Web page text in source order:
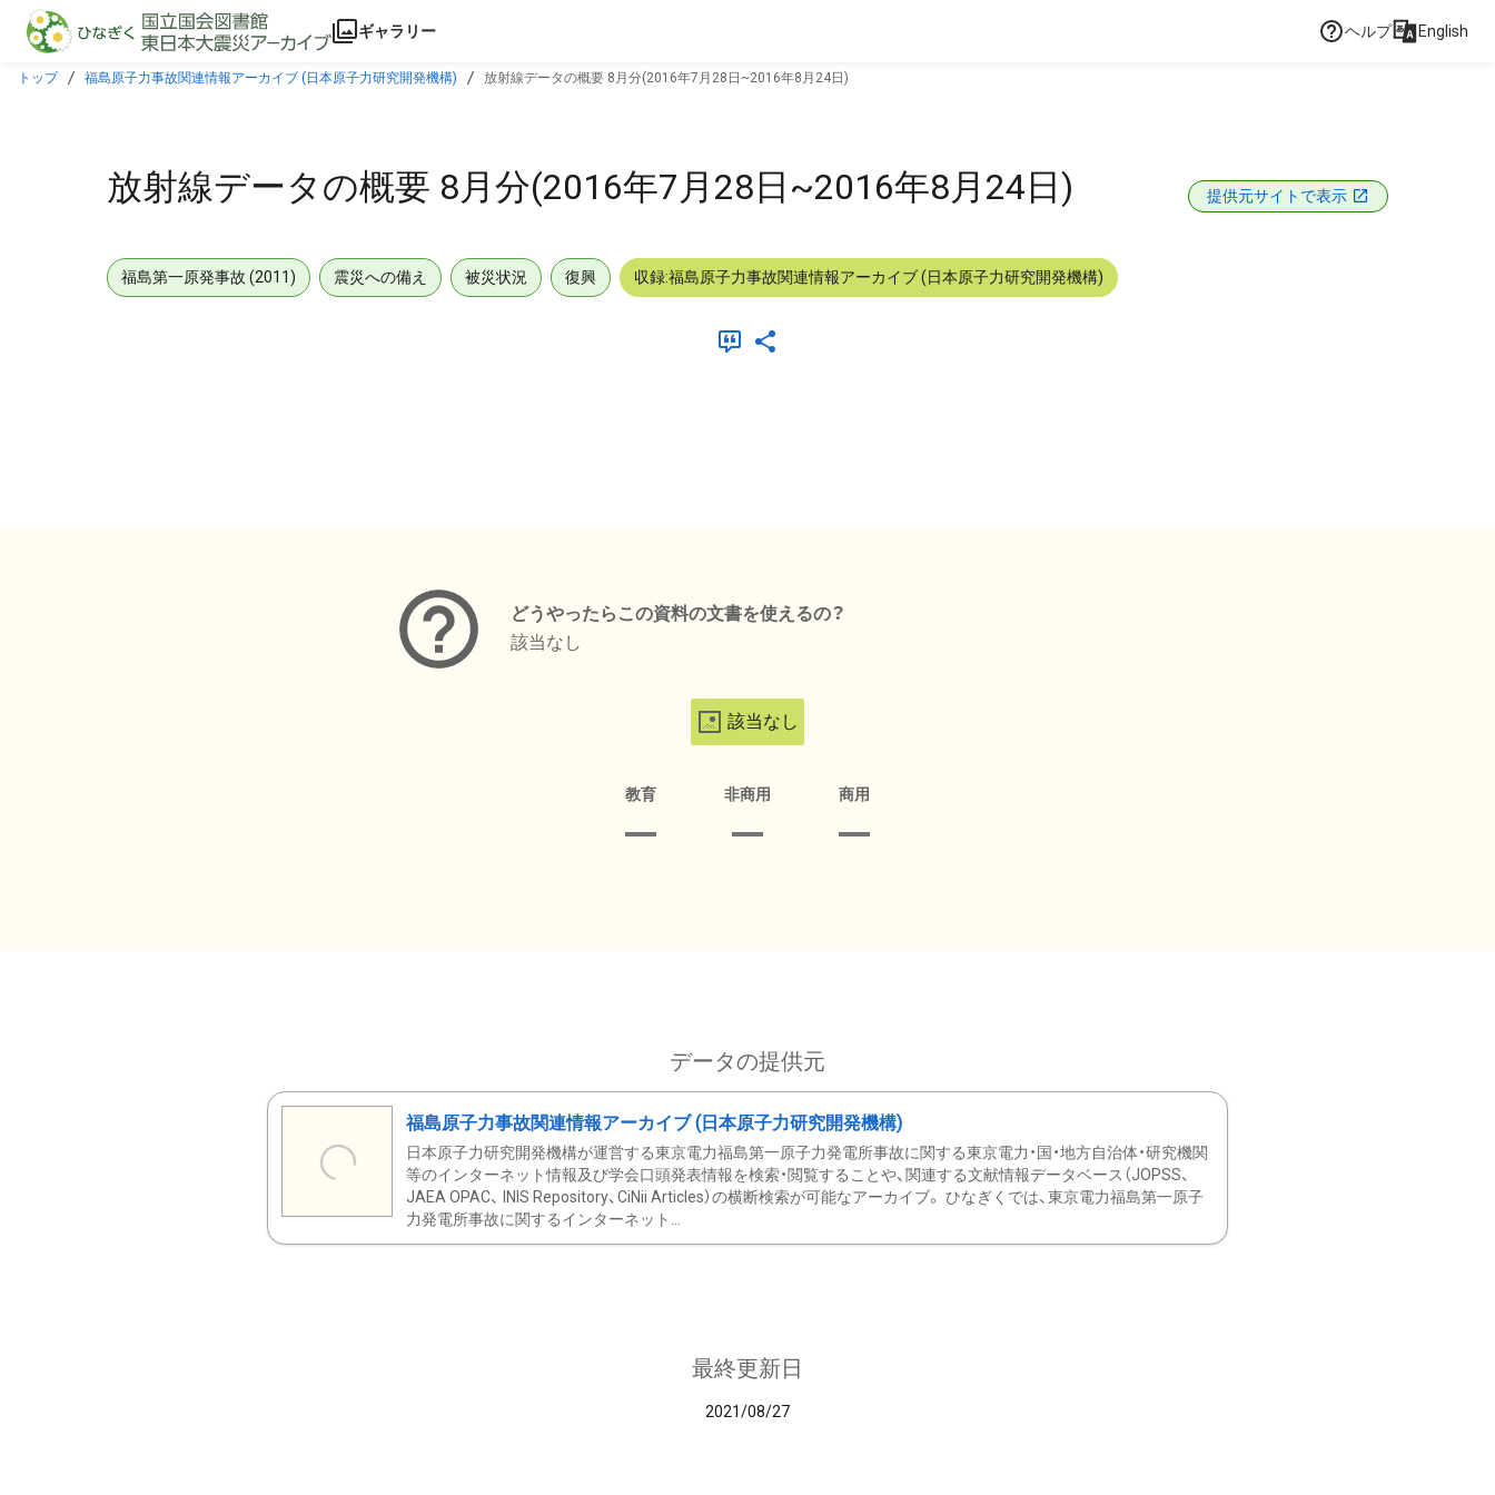
本文に飛ぶ
ギャラリー ヘルプ English
トップ 福島原子力事故関連情報アーカイブ (日本原子力研究開発機構) 放射線データの概要 8月分(2016年7月28日~2016年8月24日)
放射線データの概要 8月分(2016年7月28日~2016年8月24日) 提供元サイトで表示
福島第一原発事故 (2011) 震災への備え 被災状況 復興 収録:福島原子力事故関連情報アーカイブ (日本原子力研究開発機構)
どうやったらこの資料の文書を使えるの？
該当なし
該当なし
教育 非商用 商用
データの提供元
福島原子力事故関連情報アーカイブ (日本原子力研究開発機構)
日本原子力研究開発機構が運営する東京電力福島第一原子力発電所事故に関する東京電力・国・地方自治体・研究機関
等のインターネット情報及び学会口頭発表情報を検索・閲覧することや、関連する文献情報データベース（JOPSS、
JAEA OPAC、 INIS Repository、CiNii Articles）の横断検索が可能なアーカイブ。 ひなぎくでは、東京電力福島第一原子
力発電所事故に関するインターネット...
最終更新日
2021/08/27